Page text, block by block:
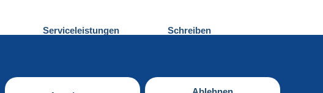
Serviceleistungen Schreiben